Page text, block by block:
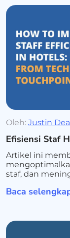
Oleh: Justin
Efisiensi Staf
Artikel ini
staf, dan
Baca